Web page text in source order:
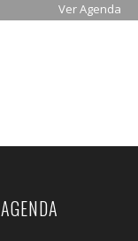
Ver Agenda
AGENDA